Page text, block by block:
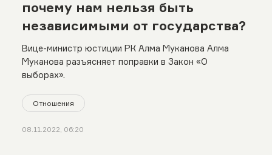
почему нам нельзя быть
независимыми от государства?
Вице-министр юстиции РК Алма Муканова Алма
Муканова разъясняет поправки в Закон «О
выборах».
Отношения
08.11.2022, 06:20